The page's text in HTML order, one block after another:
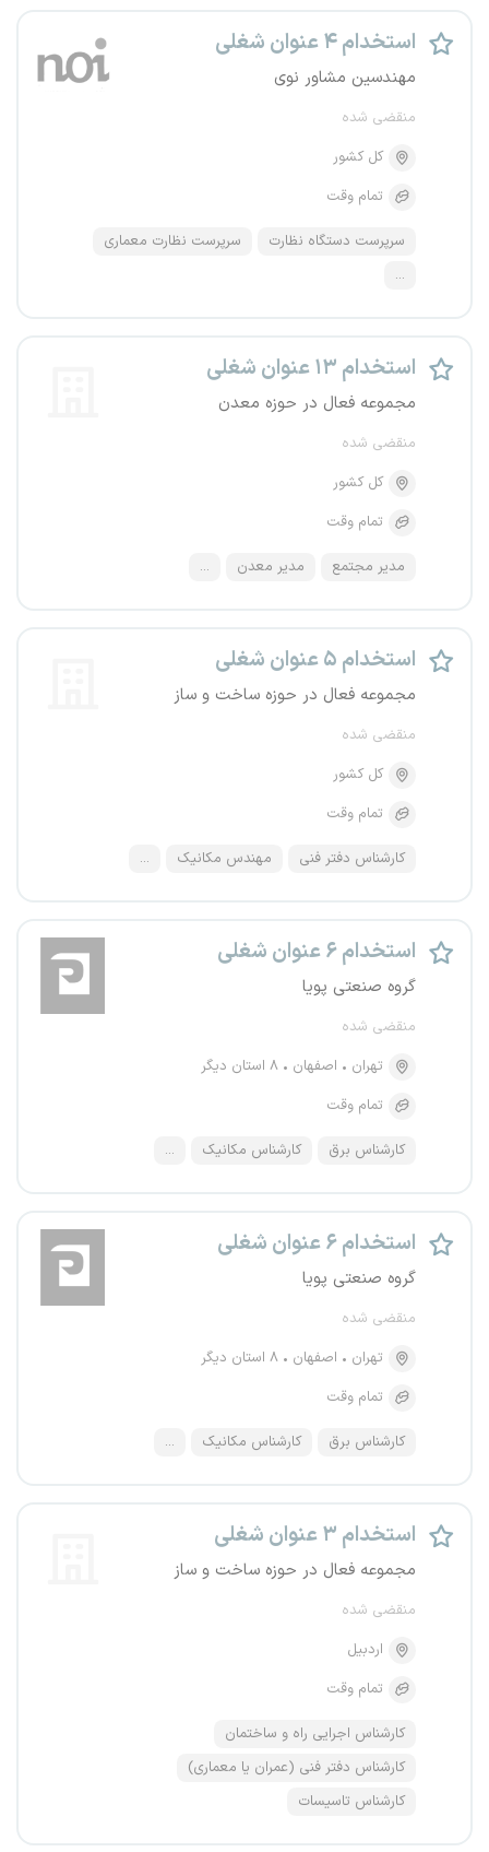
استخدام ۴ عنوان شغلی
مهندسین مشاور نوی
منقضی شده
کل کشور
تمام وقت
سرپرست دستگاه نظارت
سرپرست نظارت معماری
...
استخدام ۱۳ عنوان شغلی
مجموعه فعال در حوزه معدن
منقضی شده
کل کشور
تمام وقت
مدیر مجتمع مدیر معدن ...
استخدام ۵ عنوان شغلی
مجموعه فعال در حوزه ساخت و ساز
منقضی شده
کل کشور
تمام وقت
کارشناس دفتر فنی مهندس مکانیک ...
استخدام ۶ عنوان شغلی
گروه صنعتی پویا
منقضی شده
تهران
اصفهان
۸ استان دیگر
تمام وقت
کارشناس برق کارشناس مکانیک ...
استخدام ۶ عنوان شغلی
گروه صنعتی پویا
منقضی شده
تهران
اصفهان
۸ استان دیگر
تمام وقت
کارشناس برق کارشناس مکانیک ...
استخدام ۳ عنوان شغلی
مجموعه فعال در حوزه ساخت و ساز
منقضی شده
اردبیل
تمام وقت
کارشناس اجرایی راه و ساختمان
کارشناس دفتر فنی (عمران یا معماری)
کارشناس تاسیسات